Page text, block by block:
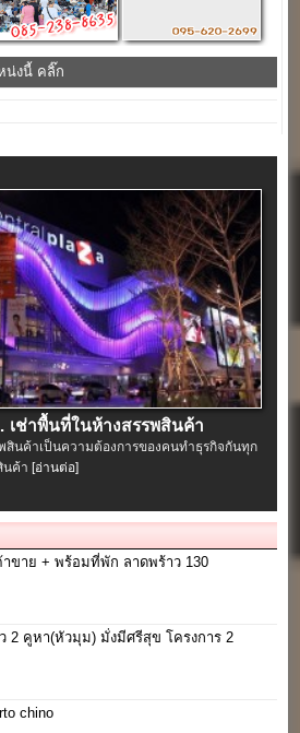
น่งนี้ คลิ๊ก
เช่าพื้นที่ในห้างสรรพสินค้า
นค้าเป็นความต้องการของคนทำธุรกิจกันทุก
นค้า [อ่านต่อ]
ขาย + พร้อมที่พัก ลาดพร้าว 130
2 คูหา(หัวมุม) มั่งมีศรีสุข โครงการ 2
chino